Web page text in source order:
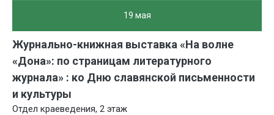
19 мая
Журнально-книжная выставка «На волне
«Дона»: по страницам литературного
журнала» : ко Дню славянской письменности
и культуры
Отдел краеведения, 2 этаж